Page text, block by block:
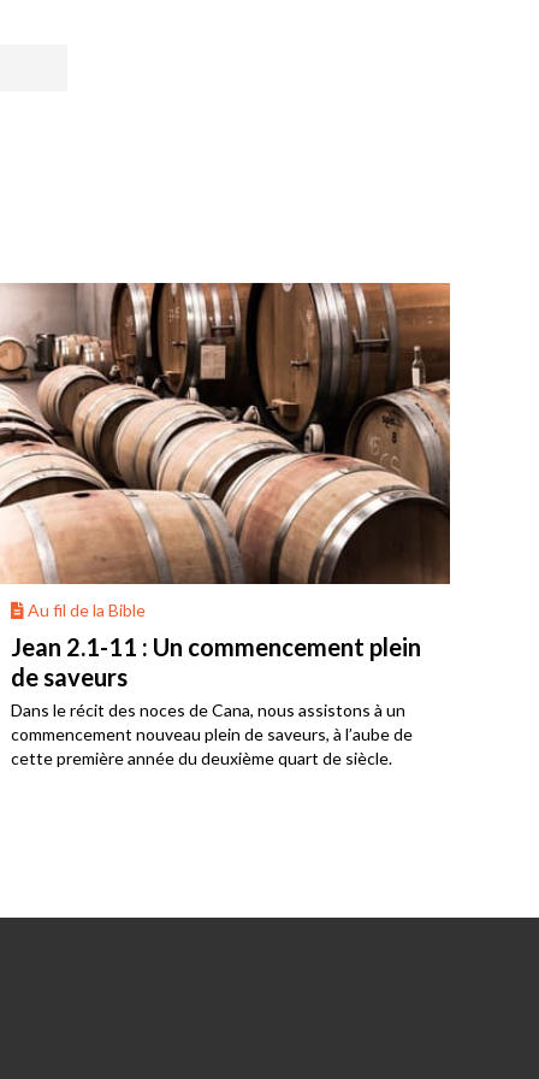
Au fil de la Bible
Jean 2.1-11 : Un commencement plein
de saveurs
Dans le récit des noces de Cana, nous assistons à un
commencement nouveau plein de saveurs, à l’aube de
cette première année du deuxième quart de siècle.